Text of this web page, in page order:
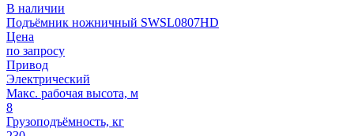
В наличии
Подъёмник ножничный SWSL0807HD
Цена
по запросу
Привод
Электрический
Макс. рабочая высота, м
8
Грузоподъёмность, кг